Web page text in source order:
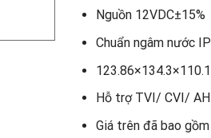
Nguồn 12VDC±15%
Chuẩn ngâm nước
Hỗ trợ TVI/ CVI/
Giá trên đã bao